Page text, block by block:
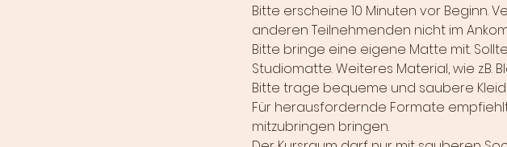
Bitte erscheine 10 Minuten vor Beginn.
anderen Teilnehmenden nicht im
Bitte bringe eine eigene Matte mit.
Studiomatte. Weiteres Material, wie z.B.
Bitte trage bequeme und saubere
Für herausfordernde Formate
mitzubringen bringen.